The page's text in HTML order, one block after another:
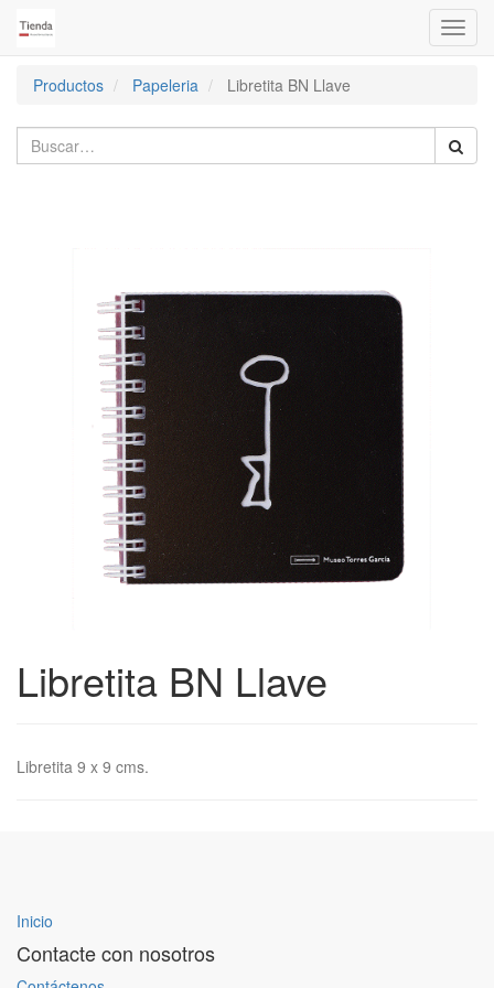
Productos
Papeleria Libretita BN Llave
Libretita BN Llave
Libretita 9 x 9 cms.
Inicio
Contacte con nosotros